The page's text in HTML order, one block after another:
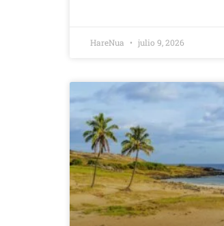
HareNua julio 9, 2026